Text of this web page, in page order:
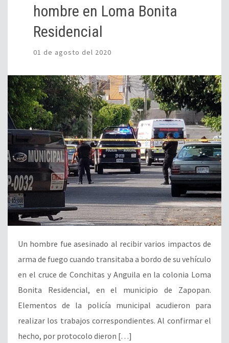
hombre en Loma Bonita
Residencial
01 de agosto del 2020
Un hombre fue asesinado al recibir varios impactos de
arma de fuego cuando transitaba a bordo de su vehículo
en el cruce de Conchitas y Anguila en la colonia Loma
Bonita Residencial, en el municipio de Zapopan.
Elementos de la policía municipal acudieron para
realizar los trabajos correspondientes. Al confirmar el
hecho, por protocolo dieron […]